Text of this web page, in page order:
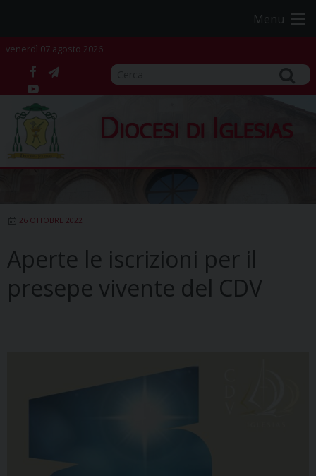
content
Menu
venerdì 07 agosto 2026
facebook
telegram
YouTube
Diocesi di Iglesias
26 OTTOBRE 2022
Aperte le iscrizioni per il
presepe vivente del CDV